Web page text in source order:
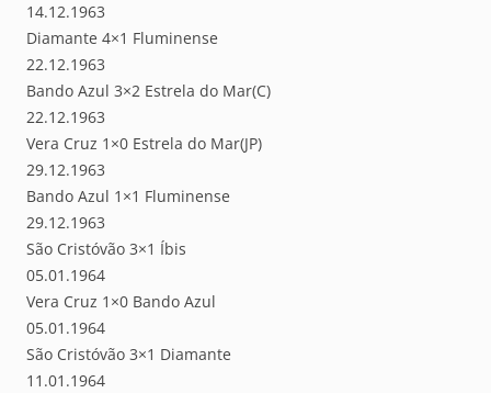
14.12.1963
Diamante 4×1 Fluminense
22.12.1963
Bando Azul 3×2 Estrela do Mar(C)
22.12.1963
Vera Cruz 1×0 Estrela do Mar(JP)
29.12.1963
Bando Azul 1×1 Fluminense
29.12.1963
São Cristóvão 3×1 Íbis
05.01.1964
Vera Cruz 1×0 Bando Azul
05.01.1964
São Cristóvão 3×1 Diamante
11.01.1964